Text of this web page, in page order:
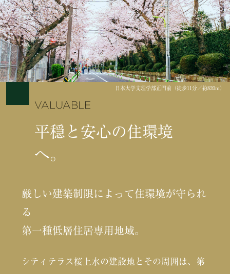
日本大学文理学部正門前（徒歩11分／約820m）
VALUABLE
平穏と安心の住環境
へ。
厳しい建築制限によって住環境が守られ
る
第一種低層住居専用地域。
シティテラス桜上水の建設地とその周囲は、第